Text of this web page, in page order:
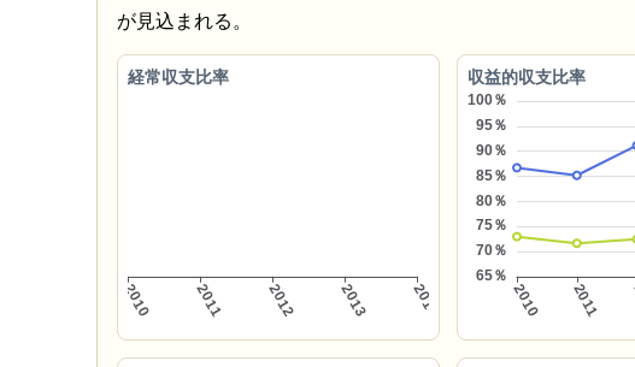
が見込まれる。
経常収支比率 収益的収支比率